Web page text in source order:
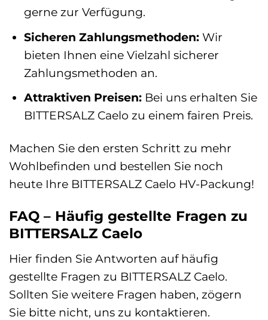
gerne zur Verfügung.
Sicheren Zahlungsmethoden:Wir
bieten Ihnen eine Vielzahl sicherer
Zahlungsmethoden an.
Attraktiven Preisen:Bei uns erhalten Sie
BITTERSALZ Caelo zu einem fairen Preis.
Machen Sie den ersten Schritt zu mehr
Wohlbefinden und bestellen Sie noch
heute Ihre BITTERSALZ Caelo HV-Packung!
FAQ – Häufig gestellte Fragen zu
BITTERSALZ Caelo
Hier finden Sie Antworten auf häufig
gestellte Fragen zu BITTERSALZ Caelo.
Sollten Sie weitere Fragen haben, zögern
Sie bitte nicht, uns zu kontaktieren.